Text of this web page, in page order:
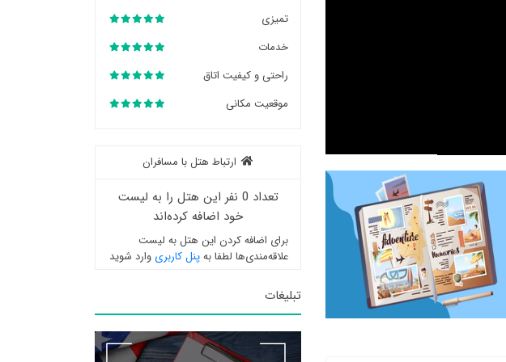
تمیزی
خدمات
راحتی و کیفیت اتاق
موقعیت مکانی
ارتباط هتل با مسافران
تعداد 0 نفر این هتل را به لیست
خود اضافه کرده‌اند
برای اضافه کردن این هتل به لیست
علاقه‌مندی‌ها لطفا بهپنل کاربری وارد شوید
تبلیغات